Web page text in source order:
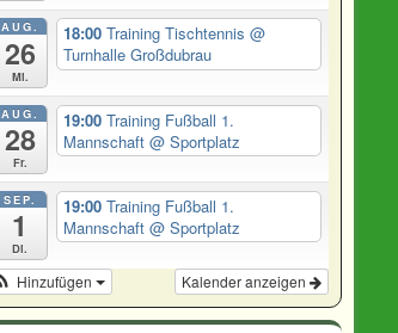
AUG.
26
Mi.
18:00Training Tischtennis@
Turnhalle Großdubrau
AUG.
28
Fr.
19:00Training Fußball 1.
Mannschaft@ Sportplatz
SEP.
1
Di.
19:00Training Fußball 1.
Mannschaft@ Sportplatz
Kalender anzeigen
Hinzufügen